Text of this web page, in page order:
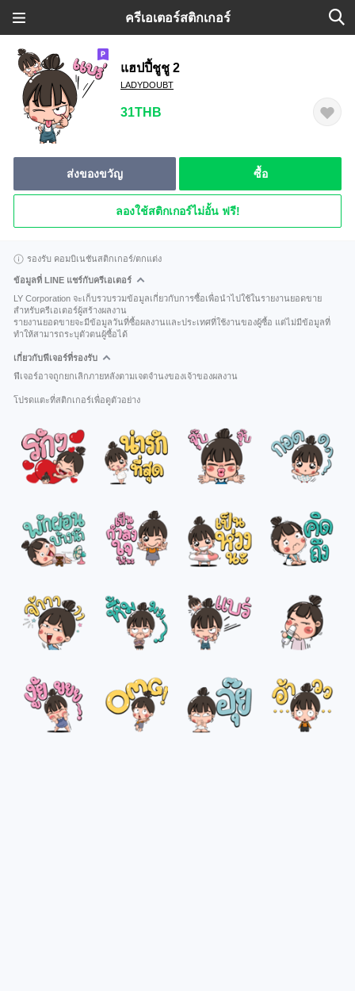
ครีเอเตอร์สติกเกอร์
แฮปปี้ชูชู 2
LADYDOUBT
31THB
ส่งของขวัญ ซื้อ
ลองใช้สติกเกอร์ไม่อั้น ฟรี!
รองรับ คอมบิเนชันสติกเกอร์/ตกแต่ง
ข้อมูลที่ LINE แชร์กับครีเอเตอร์
LY Corporation จะเก็บรวบรวมข้อมูลเกี่ยวกับการซื้อเพื่อนำไปใช้ในรายงานยอดขาย
สำหรับครีเอเตอร์ผู้สร้างผลงาน
รายงานยอดขายจะมีข้อมูลวันที่ซื้อผลงานและประเทศที่ใช้งานของผู้ซื้อ แต่ไม่มีข้อมูลที่
ทำให้สามารถระบุตัวตนผู้ซื้อได้
เกี่ยวกับฟีเจอร์ที่รองรับ
ฟีเจอร์อาจถูกยกเลิกภายหลังตามเจตจำนงของเจ้าของผลงาน
โปรดแตะที่สติกเกอร์เพื่อดูตัวอย่าง